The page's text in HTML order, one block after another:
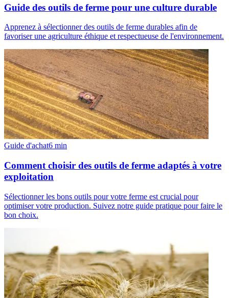
Guide des outils de ferme pour une culture durable
Apprenez à sélectionner des outils de ferme durables afin de
favoriser une agriculture éthique et respectueuse de l'environnement.
Guide d'achat6 min
Comment choisir des outils de ferme adaptés à votre
exploitation
Sélectionner les bons outils pour votre ferme est crucial pour
optimiser votre production. Suivez notre guide pratique pour faire le
bon choix.